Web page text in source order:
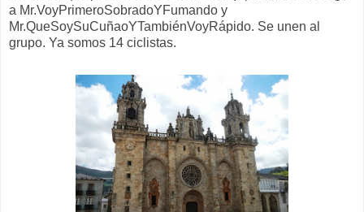
a Mr.VoyPrimeroSobradoYFumando y
Mr.QueSoySuCuñaoYTambiénVoyRápido. Se unen al
grupo. Ya somos 14 ciclistas.